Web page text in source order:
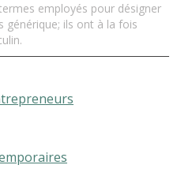
employés pour désigner
générique; ils ont à la fois